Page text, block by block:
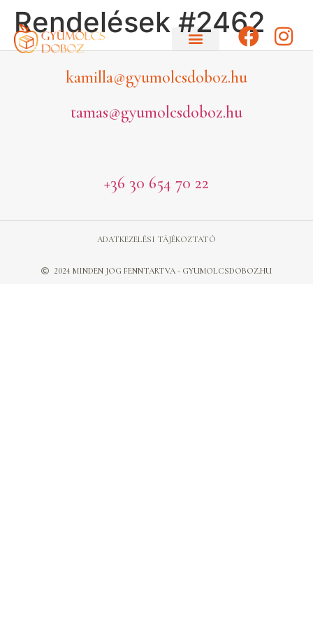
Rendelések #2462
kamilla@gyumolcsdoboz.hu
tamas@gyumolcsdoboz.hu
+36 30 654 70 22
2024 MINDEN JOG FENNTARTVA - GYUMOLCSDOBOZ.HU
ADATKEZELÉSI TÁJÉKOZTATÓ